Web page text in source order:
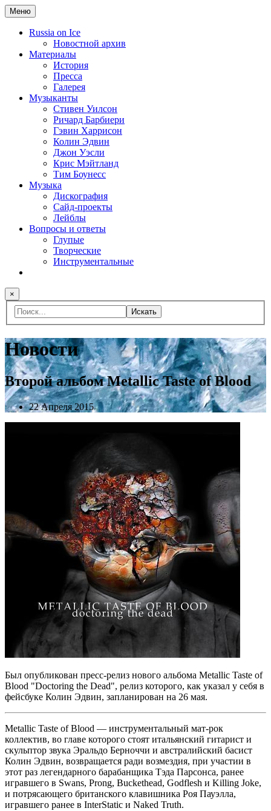
Меню
Russia on Ice
Новостной архив
Материалы
История
Пресса
Галерея
Музыканты
Стивен Уилсон
Ричард Барбиери
Гэвин Харрисон
Колин Эдвин
Джон Уэсли
Крис Мэйтланд
Тим Боунесс
Музыка
Дискография
Сайд-проекты
Лейблы
Вопросы и ответы
Глупые
Творческие
Инструментальные
×
Искать
Новости
Второй альбом Metallic Taste of Blood
22 Апреля 2015
Был опубликован пресс-релиз нового альбома Metallic Taste of
Blood "Doctoring the Dead", релиз которого, как указал у себя в
фейсбуке Колин Эдвин, запланирован на 26 мая.
Metallic Taste of Blood — инструментальный мат-рок
коллектив, во главе которого стоят итальянский гитарист и
скульптор звука Эральдо Берноччи и австралийский басист
Колин Эдвин, возвращается ради возмездия, при участии в
этот раз легендарного барабанщика Тэда Парсонса, ранее
игравшего в Swans, Prong, Buckethead, Godflesh и Killing Joke,
и потрясающего британского клавишника Роя Пауэлла,
игравшего ранее в InterStatic и Naked Truth.